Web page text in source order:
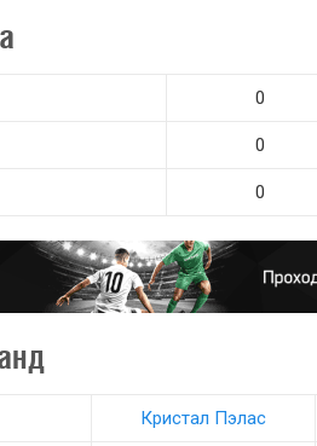
0
0
0
Кристал Пэлас